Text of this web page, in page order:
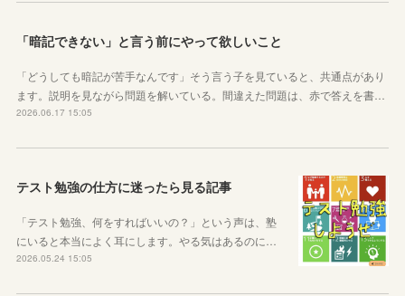
「暗記できない」と言う前にやって欲しいこと
「どうしても暗記が苦手なんです」そう言う子を見ていると、共通点があり
ます。説明を見ながら問題を解いている。間違えた問題は、赤で答えを書…
2026.06.17 15:05
テスト勉強の仕方に迷ったら見る記事
「テスト勉強、何をすればいいの？」という声は、塾
にいると本当によく耳にします。やる気はあるのに…
2026.05.24 15:05